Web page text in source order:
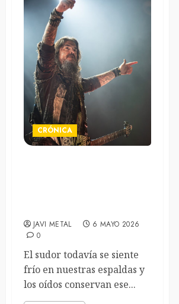
CRÓNICA
JAVI METAL
6 MAYO 2026
0
El sudor todavía se siente
frío en nuestras espaldas y
los oídos conservan ese...